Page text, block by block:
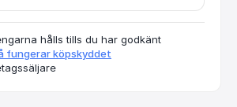
hålls tills du har godkänt
fungerar köpskyddet